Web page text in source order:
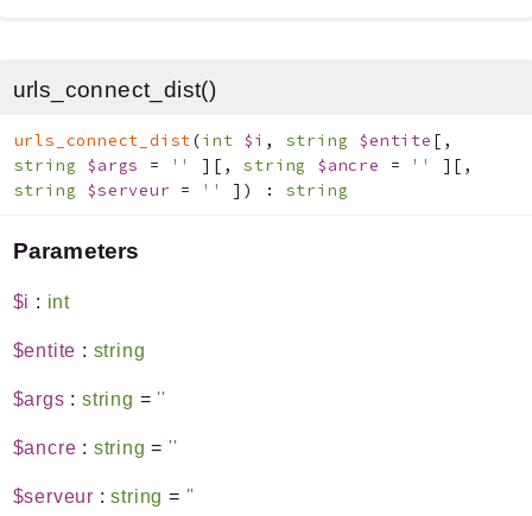
urls_connect_dist()
urls_connect_dist(int $i , string $entite [ ,
string $args = '' ] [ ,string $ancre = '' ] [ ,
string $serveur = '' ] ) : string
Parameters
$i : int
$entite : string
$args :string =''
$ancre : string =''
$serveur :string = ''